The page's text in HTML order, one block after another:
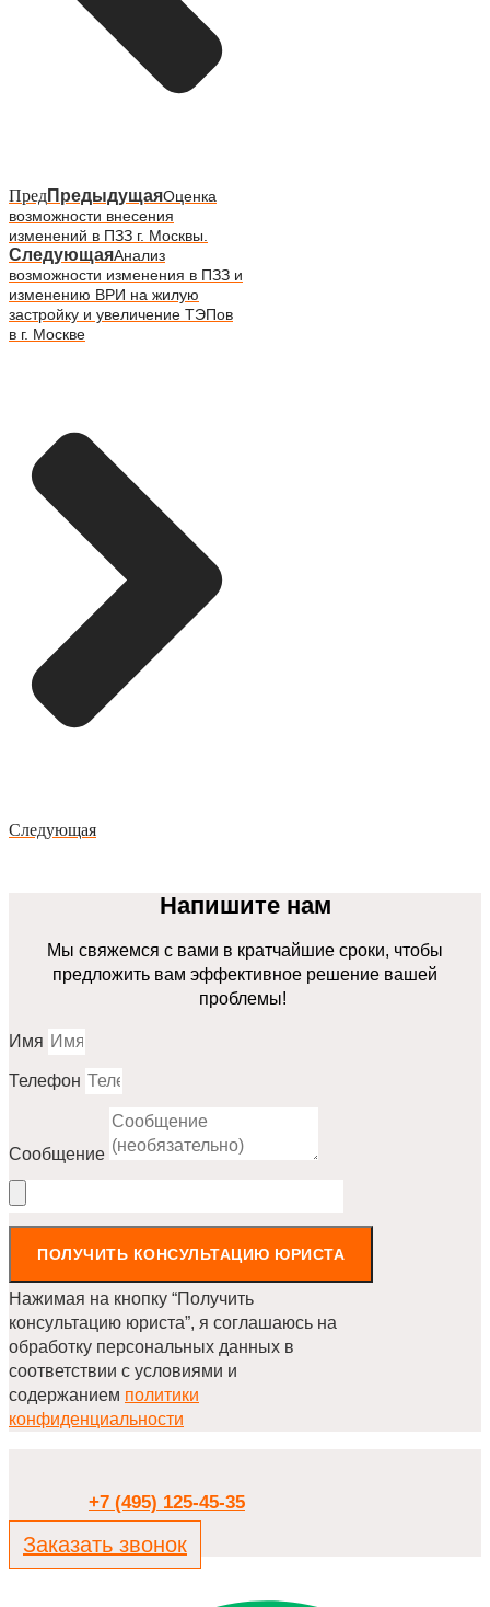
ПредПредыдущаяОценка
возможности внесения
изменений в ПЗЗ г. Москвы.
СледующаяАнализ
возможности изменения в ПЗЗ и
изменению ВРИ на жилую
застройку и увеличение ТЭПов
в г. Москве
Следующая
Напишите нам
Мы свяжемся с вами в кратчайшие сроки, чтобы
предложить вам эффективное решение вашей
проблемы!
Имя
Телефон
Сообщение
ПОЛУЧИТЬ КОНСУЛЬТАЦИЮ ЮРИСТА
Нажимая на кнопку “Получить
консультацию юриста”, я соглашаюсь на
обработку персональных данных в
соответствии с условиями и
содержанием политики
конфиденциальности
+7 (495) 125-45-35
Заказать звонок